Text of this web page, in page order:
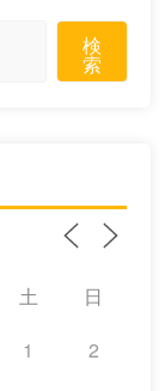
検
索
土 日
1 2